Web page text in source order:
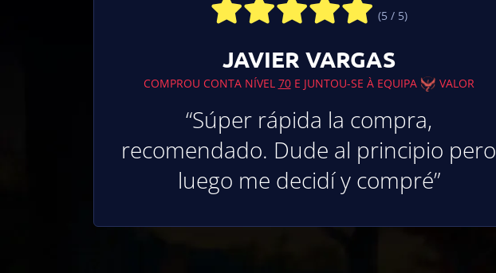
(5 / 5)
JAVIER VARGAS
COMPROU CONTA NÍVEL 70E JUNTOU-SE À EQUIPA VALOR
“Súper rápida la compra,
recomendado. Dude al principio pero
luego me decidí y compré”